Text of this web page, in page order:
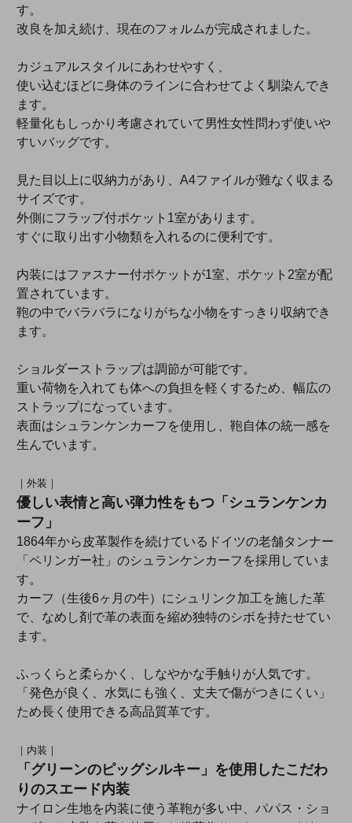
す。
改良を加え続け、現在のフォルムが完成されました。
カジュアルスタイルにあわせやすく、
使い込むほどに身体のラインに合わせてよく馴染んでき
ます。
軽量化もしっかり考慮されていて男性女性問わず使いや
すいバッグです。
見た目以上に収納力があり、A4ファイルが難なく収まる
サイズです。
外側にフラップ付ポケット1室があります。
すぐに取り出す小物類を入れるのに便利です。
内装にはファスナー付ポケットが1室、ポケット2室が配
置されています。
鞄の中でバラバラになりがちな小物をすっきり収納でき
ます。
ショルダーストラップは調節が可能です。
重い荷物を入れても体への負担を軽くするため、幅広の
ストラップになっています。
表面はシュランケンカーフを使用し、鞄自体の統一感を
生んでいます。
｜外装｜
優しい表情と高い弾力性をもつ「シュランケンカ
ーフ」
1864年から皮革製作を続けているドイツの老舗タンナー
「ペリンガー社」のシュランケンカーフを採用していま
す。
カーフ（生後6ヶ月の牛）にシュリンク加工を施した革
で、なめし剤で革の表面を縮め独特のシボを持たせてい
ます。
ふっくらと柔らかく、しなやかな手触りが人気です。
「発色が良く、水気にも強く、丈夫で傷がつきにくい」
ため長く使用できる高品質革です。
｜内装｜
「グリーンのピッグシルキー」を使用したこだわ
りのスエード内装
ナイロン生地を内装に使う革鞄が多い中、パパス・ショ